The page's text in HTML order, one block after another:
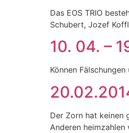
Das EOS TRIO
Schubert, Jozef
10. 04. –
Können
Der Zorn hat keinen
Anderen